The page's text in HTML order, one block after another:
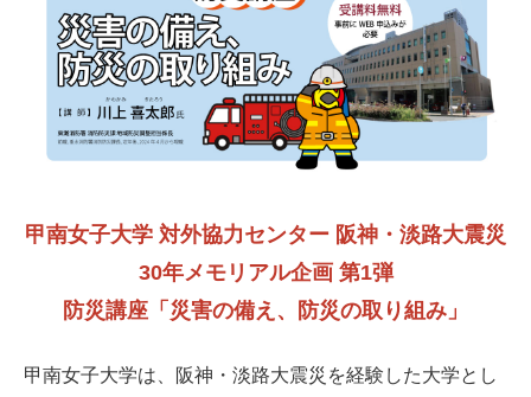
甲南女子大学 対外協力センター 阪神・淡路大震災
30年メモリアル企画 第1弾
防災講座「災害の備え、防災の取り組み」
甲南女子大学は、阪神・淡路大震災を経験した大学とし